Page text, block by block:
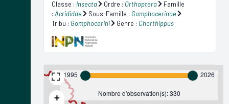
Classe : Insecta Ordre : Orthoptera
Famille
: Acrididae Sous-Famille : Gomphocerinae
Tribu : Gomphocerini Genre : Chorthippus
+
1995 2026
Nombre d'observation(s): 330